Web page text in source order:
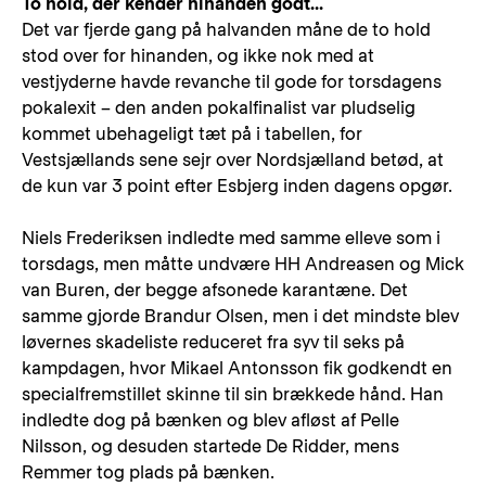
Det var fjerde gang på halvanden måne de to hold
stod over for hinanden, og ikke nok med at
vestjyderne havde revanche til gode for torsdagens
pokalexit – den anden pokalfinalist var pludselig
kommet ubehageligt tæt på i tabellen, for
Vestsjællands sene sejr over Nordsjælland betød, at
de kun var 3 point efter Esbjerg inden dagens opgør.
Niels Frederiksen indledte med samme elleve som i
torsdags, men måtte undvære HH Andreasen og Mick
van Buren, der begge afsonede karantæne. Det
samme gjorde Brandur Olsen, men i det mindste blev
løvernes skadeliste reduceret fra syv til seks på
kampdagen, hvor Mikael Antonsson fik godkendt en
specialfremstillet skinne til sin brækkede hånd. Han
indledte dog på bænken og blev afløst af Pelle
Nilsson, og desuden startede De Ridder, mens
Remmer tog plads på bænken.